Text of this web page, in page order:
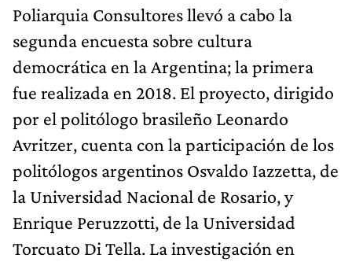
Poliarquia Consultores llevó a cabo la
segunda encuesta sobre cultura
democrática en la Argentina; la primera
fue realizada en 2018. El proyecto, dirigido
por el politólogo brasileño Leonardo
Avritzer, cuenta con la participación de los
politólogos argentinos Osvaldo Iazzetta, de
la Universidad Nacional de Rosario, y
Enrique Peruzzotti, de la Universidad
Torcuato Di Tella. La investigación en